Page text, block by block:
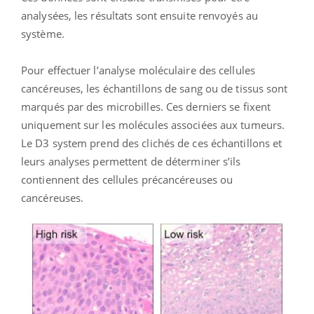
analysées, les résultats sont ensuite renvoyés au
système.
Pour effectuer l’analyse moléculaire des cellules
cancéreuses, les échantillons de sang ou de tissus sont
marqués par des microbilles. Ces derniers se fixent
uniquement sur les molécules associées aux tumeurs.
Le D3 system prend des clichés de ces échantillons et
leurs analyses permettent de déterminer s’ils
contiennent des cellules précancéreuses ou
cancéreuses.